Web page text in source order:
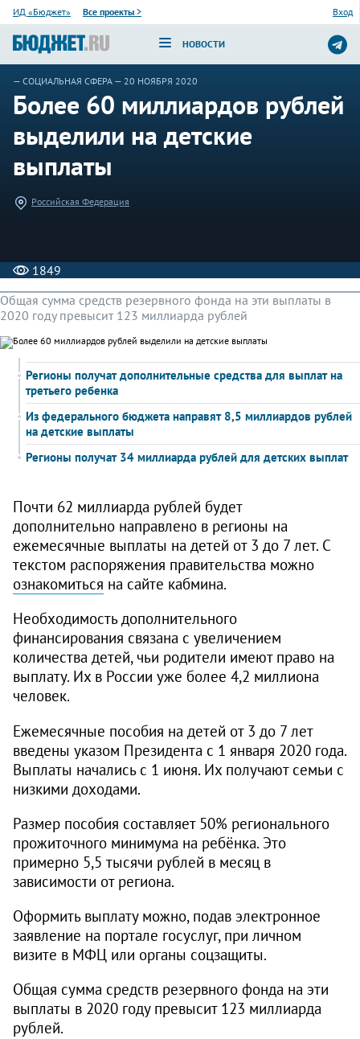
ИД «Бюджет» Все проекты > Вход
НОВОСТИ
— СОЦИАЛЬНАЯ СФЕРА — 20 НОЯБРЯ 2020
Более 60 миллиардов рублей
выделили на детские
выплаты
Российская Федерация
1849
Общая сумма средств резервного фонда на эти выплаты в
2020 году превысит 123 миллиарда рублей
Регионы получат дополнительные средства для выплат на
третьего ребенка
Из федерального бюджета направят 8,5 миллиардов рублей
на детские выплаты
Регионы получат 34 миллиарда рублей для детских выплат
Почти 62 миллиарда рублей будет
дополнительно направлено в регионы на
ежемесячные выплаты на детей от 3 до 7 лет. С
текстом распоряжения правительства можно
ознакомиться на сайте кабмина.
Необходимость дополнительного
финансирования связана с увеличением
количества детей, чьи родители имеют право на
выплату. Их в России уже более 4,2 миллиона
человек.
Ежемесячные пособия на детей от 3 до 7 лет
введены указом Президента с 1 января 2020 года.
Выплаты начались с 1 июня. Их получают семьи с
низкими доходами.
Размер пособия составляет 50% регионального
прожиточного минимума на ребёнка. Это
примерно 5,5 тысячи рублей в месяц в
зависимости от региона.
Оформить выплату можно, подав электронное
заявление на портале госуслуг, при личном
визите в МФЦ или органы соцзащиты.
Общая сумма средств резервного фонда на эти
выплаты в 2020 году превысит 123 миллиарда
рублей.